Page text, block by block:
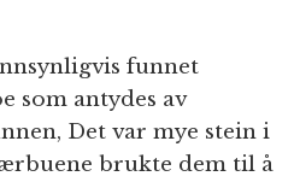
funnet
som antydes av
Det var mye stein i
brukte dem til å